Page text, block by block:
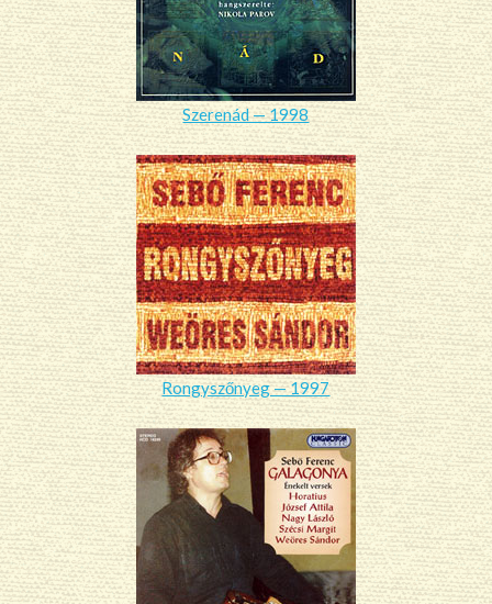
Szerenád — 1998
Rongyszőnyeg — 1997